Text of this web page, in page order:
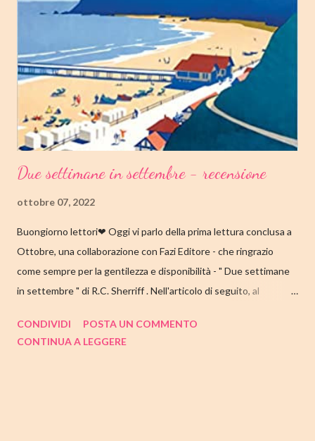
della letteratura danese oggi riscoperto e acclamato a livello
internazionale. La piccola Tove è cresciuta in fretta: costretta ad
abbandonare la scuola molto presto, a quattordici anni compie i
primi passi nel mondo del lavoro. Indossato il vestito buono e
infilato il ...
Due settimane in settembre - recensione
ottobre 07, 2022
Buongiorno lettori❤ Oggi vi parlo della prima lettura conclusa a
Ottobre, una collaborazione con Fazi Editore - che ringrazio
come sempre per la gentilezza e disponibilità - " Due settimane
in settembre " di R.C. Sherriff . Nell'articolo di seguito, al
TITOLO: DUE SETTIMANE IN SETTEMBRE AUTORE: R.C.
CONDIVIDI
POSTA UN COMMENTO
CONTINUA A LEGGERE